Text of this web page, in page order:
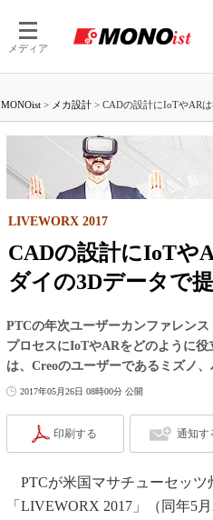
メディア
つながる
つながる
MONOist > メカ設計 > CADの設計にIoTやARは
CADの設計にIoTや
ダイの3Dデータで
LIVEWORX 2017
PTCの年次ユーザーカンファレン
プロセスにIoTやARをどのように
は、Creoのユーザーであるミズノ
2017年05月26日 08時00分 公開
印刷する 通知す
PTCが米国マサチューセッツ
「LIVEWORX 2017」（同年5